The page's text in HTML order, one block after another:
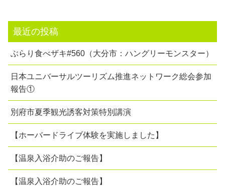
最近の投稿
ぶらり食べザキ#560（大分市：ハングリーモンスター）
日本ユニバーサルツーリズム推進ネットワーク総会参加
報告①
別府市夏季観光誘客対策特別講演
【ホーバードライブ体験を実施しました】
【温泉入浴介助のご報告】
【温泉入浴介助のご報告】